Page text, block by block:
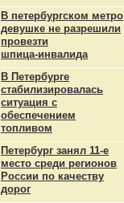
В петербургском метро
девушке не разрешили
провезти
шпица‑инвалида
В Петербурге
стабилизировалась
ситуация с
обеспечением
топливом
Петербург занял 11-е
место среди регионов
России по качеству
дорог